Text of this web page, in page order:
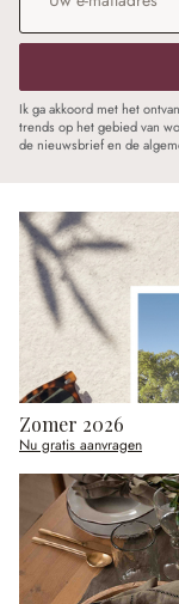
Ik ga akkoord met het
trends op het gebied van
de nieuwsbrief en de
Zomer 2026
Nu gratis aanvragen